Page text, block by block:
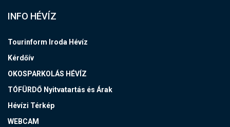
INFO HÉVÍZ
Tourinform Iroda Hévíz
Kérdőív
OKOSPARKOLÁS HÉVÍZ
TÓFÜRDŐ Nyitvatartás és Árak
Hévízi Térkép
WEBCAM